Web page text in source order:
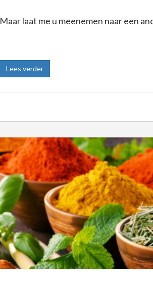
Maar laat me u meenemen naar een
Lees verder